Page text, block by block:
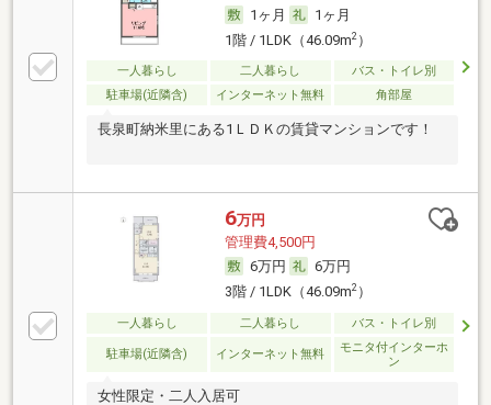
1ヶ月
1ヶ月
1階 / 1LDK（46.09m2）
一人暮らし 二人暮らし
バス・トイレ別
駐車場(近隣含)
インターネット無料 角部屋
長泉町納米里にある1ＬＤＫの賃貸マンションです！
6万円
管理費4,500円
6万円
6万円
3階 / 1LDK（46.09m2）
一人暮らし 二人暮らし バス・トイレ別
駐車場(近隣含) インターネット無料
モニタ付インターホ
ン
女性限定・二人入居可